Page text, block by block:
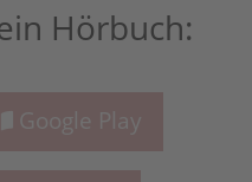
Hörbuch:
Google Play